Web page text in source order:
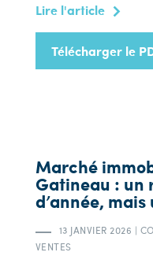
Lire l'article
Télécharger le
Marché
Gatineau : un
d’année,
13 JANVIER 2026 |
VENTES